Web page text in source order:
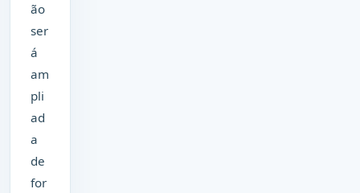
ão
ser
á
am
pli
ad
a
de
for